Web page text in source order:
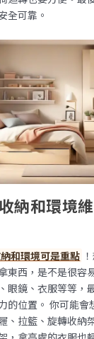
全可靠。
納和環境
和環境可是重點
東西，是不是很容
眼鏡、衣服等等，
的位置。 你可能會
、拉籃、旋轉收納